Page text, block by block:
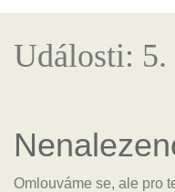
Události:
Omlouváme se, ale pro